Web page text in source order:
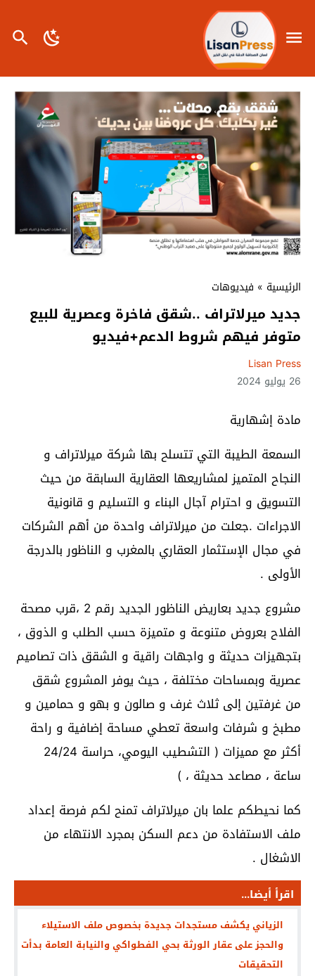
الرئيسية » فيديوهات
جديد ميرلاتراف ..شقق فاخرة وعصرية للبيع
متوفر فيهم شروط الدعم+فيديو
Lisan Press
26 يوليو 2024
مادة إشهارية
السمعة الطيبة التي تتسلح بها شركة ميرلاتراف و
النجاح المتميز لمشاريعها العقارية السابقة من حيث
التسويق و احترام آجال البناء و التسليم و قانونية
الاجراءات .جعلت من ميرلاتراف واحدة من أهم الشركات
في مجال الإستثمار العقاري بالمغرب و الناظور بالدرجة
الأولى .
مشروع جديد بعاريض الناظور الجديد رقم 2 ،قرب مصحة
الفلاح بعروض متنوعة و متميزة حسب الطلب و الذوق ،
بتجهيزات حديثة و واجهات راقية و الشقق ذات تصاميم
عصرية وبمساحات مختلفة ، حيث يوفر المشروع شقق
من غرفتين إلى ثلاث غرف و صالون و بهو و حمامين و
مطبخ و شرفات واسعة تعطي مساحة إضافية و راحة
أكثر مع مميزات ( التشطيب اليومي، حراسة 24/24
ساعة ، مصاعد حديثة ، )
كما نحيطكم علما بان ميرلاتراف تمنح لكم فرصة إعداد
ملف الاستفادة من دعم السكن بمجرد الانتهاء من
الاشغال .
اقرأ أيضا...
الزياني يكشف مستجدات جديدة بخصوص ملف الاستيلاء
والحجز على عقار الورثة بحي الفطواكي والنيابة العامة بدأت
التحقيقات